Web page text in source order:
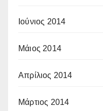
Ιούνιος 2014
Μάιος 2014
Απρίλιος 2014
Μάρτιος 2014